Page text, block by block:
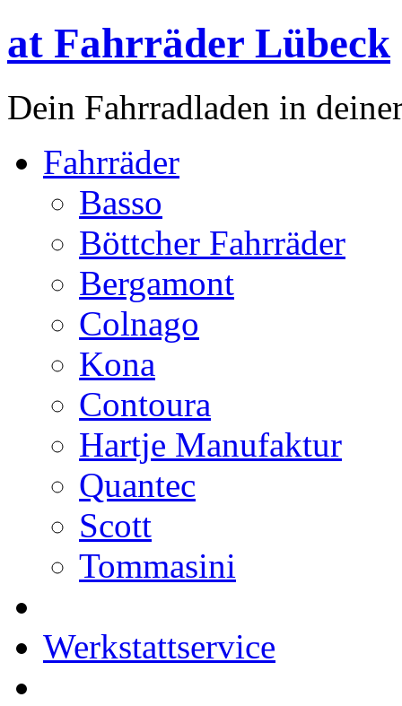
at Fahrräder Lübeck
Dein Fahrradladen in
Fahrräder
Basso
Böttcher Fahrräder
Bergamont
Colnago
Kona
Contoura
Hartje Manufaktur
Quantec
Scott
Tommasini
Werkstattservice